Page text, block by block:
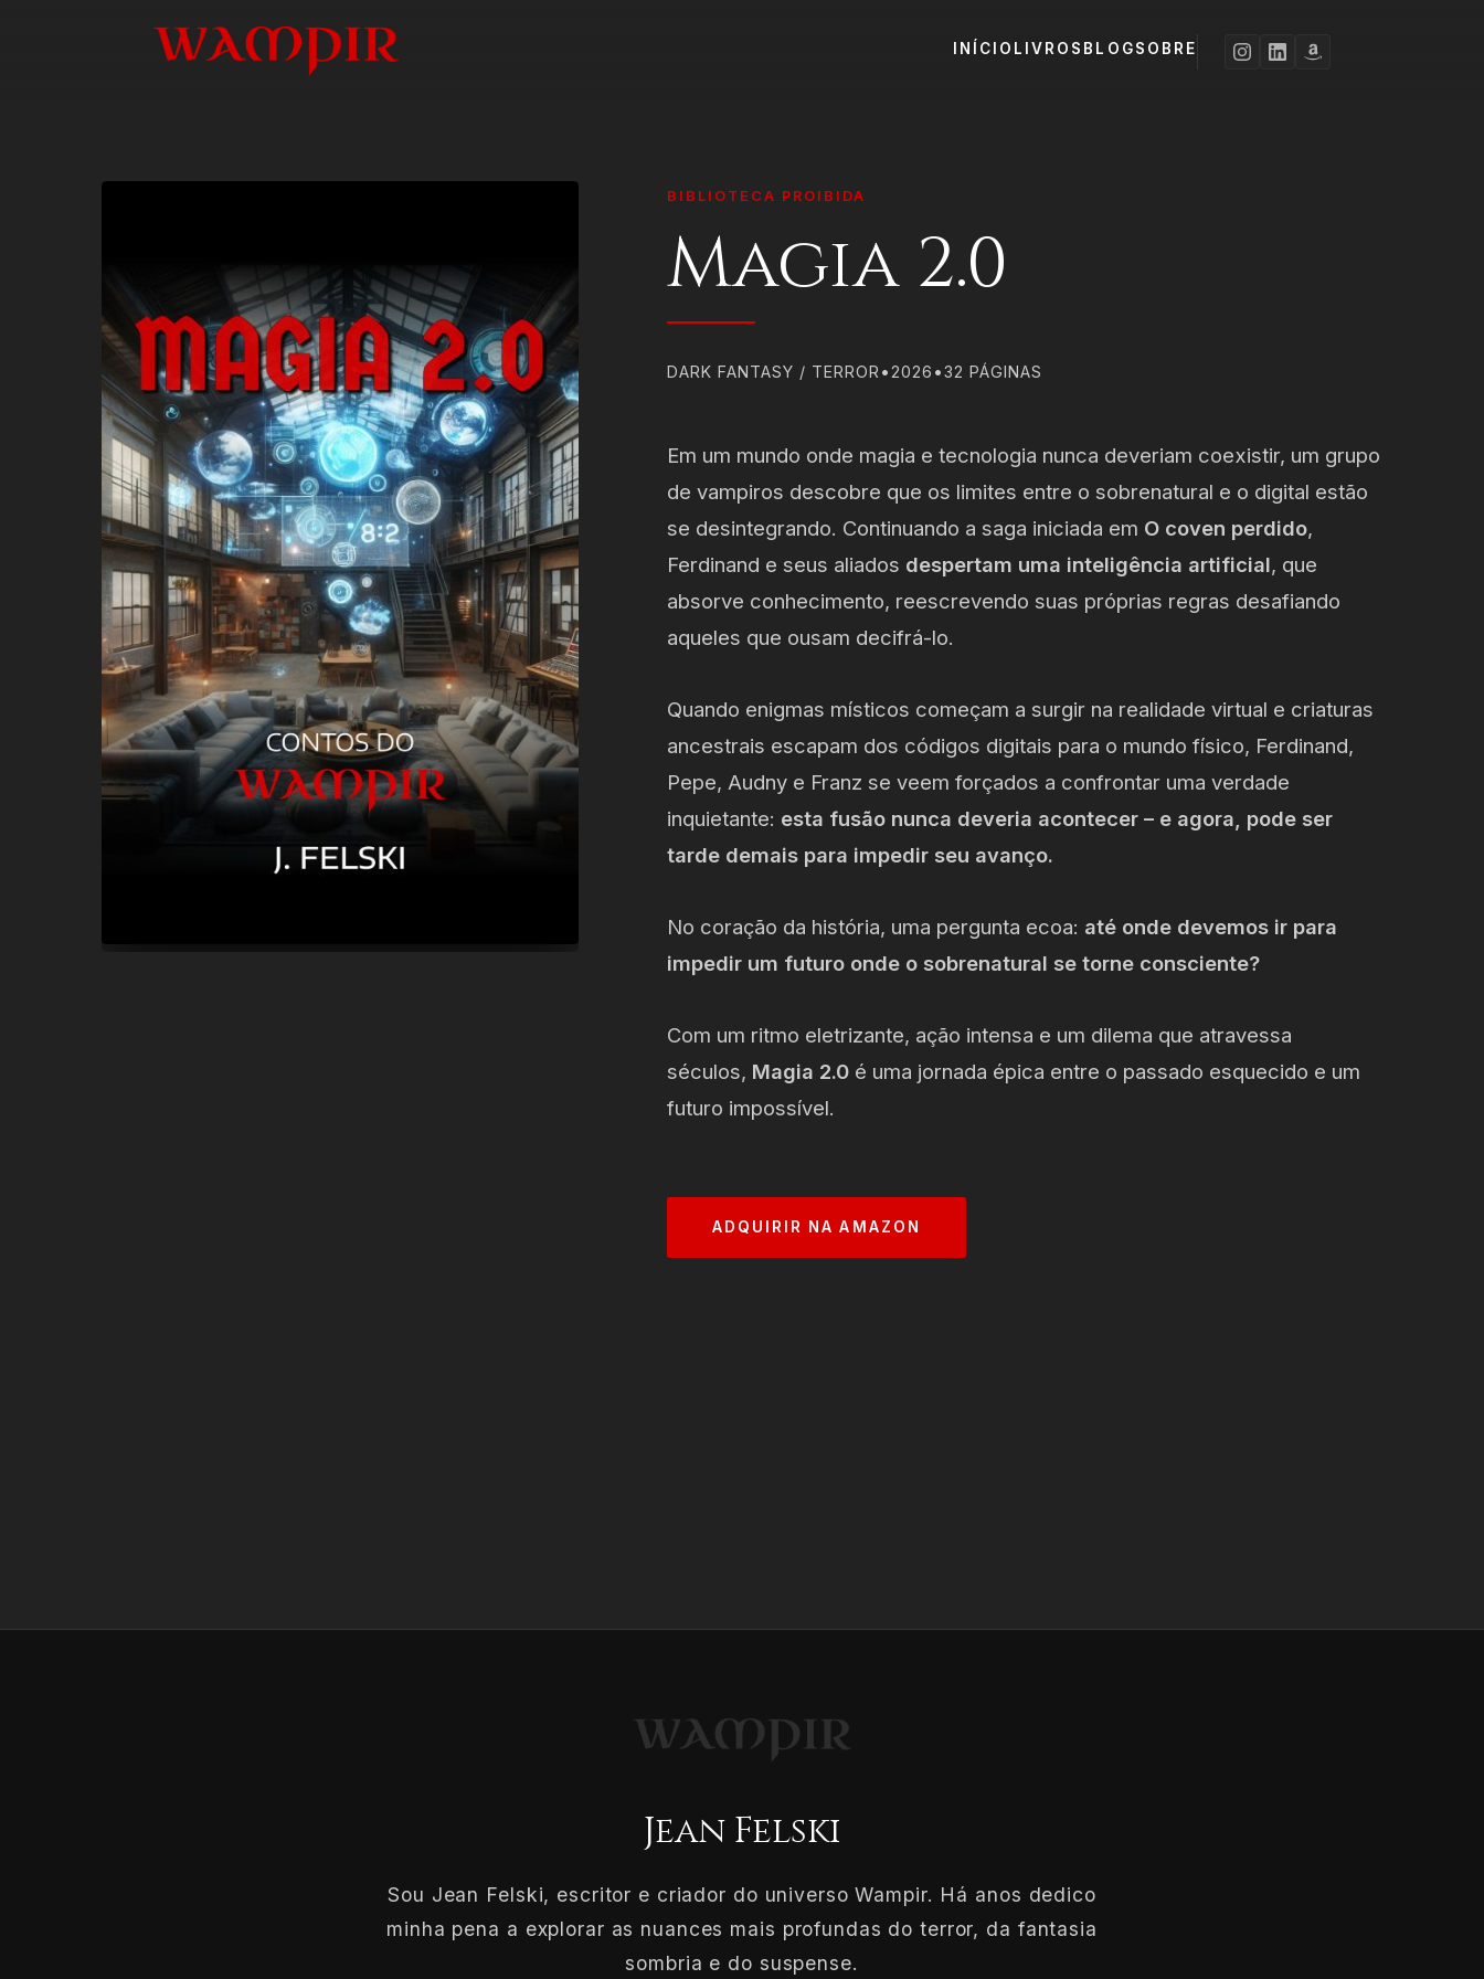
INÍCIO LIVROS BLOGSOBRE
BIBLIOTECA PROIBIDA
Magia 2.0
DARK FANTASY / TERROR •2026 •32 PÁGINAS
Em um mundo onde magia e tecnologia nunca deveriam coexistir, um grupo
de vampiros descobre que os limites entre o sobrenatural e o digital estão
se desintegrando. Continuando a saga iniciada em O coven perdido,
Ferdinand e seus aliados despertam uma inteligência artificial, que
absorve conhecimento, reescrevendo suas próprias regras desafiando
aqueles que ousam decifrá-lo.
Quando enigmas místicos começam a surgir na realidade virtual e criaturas
ancestrais escapam dos códigos digitais para o mundo físico, Ferdinand,
Pepe, Audny e Franz se veem forçados a confrontar uma verdade
inquietante: esta fusão nunca deveria acontecer – e agora, pode ser
tarde demais para impedir seu avanço.
No coração da história, uma pergunta ecoa: até onde devemos ir para
impedir um futuro onde o sobrenatural se torne consciente?
Com um ritmo eletrizante, ação intensa e um dilema que atravessa
séculos, Magia 2.0 é uma jornada épica entre o passado esquecido e um
futuro impossível.
ADQUIRIR NA AMAZON
Jean Felski
Sou Jean Felski, escritor e criador do universo Wampir. Há anos dedico
minha pena a explorar as nuances mais profundas do terror, da fantasia
sombria e do suspense.